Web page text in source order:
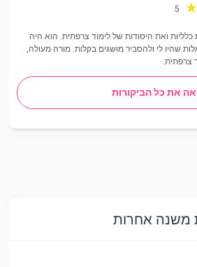
5
ואת היסודות של לימוד צרפתית. הוא היה
שהיו לי ולהסביר מושגים בקלות. מורה מעולה,
צרפתית.
את כל הביקורות
משנה אחרות